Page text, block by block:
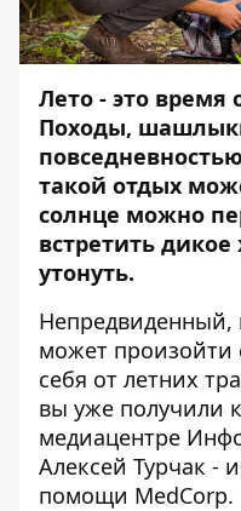
Лето - это время
Походы,
такой отдых
солнце можно
встретить
утонуть.
Непредвиденный,
может произойти
себя от летних
вы уже получили
медиацентре
Алексей Турчак -
помощи MedCorp.